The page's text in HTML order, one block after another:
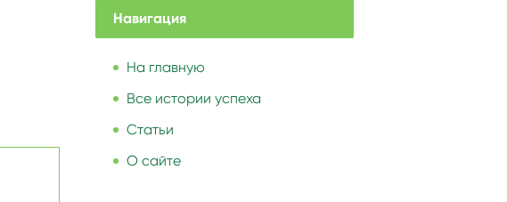
Навигация
На главную
Все истории успеха
Статьи
О сайте